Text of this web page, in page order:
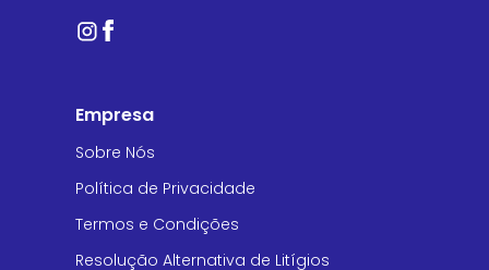
Empresa
Sobre Nós
Política de Privacidade
Termos e Condições
Resolução Alternativa de Litígios